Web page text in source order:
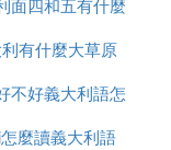
旅，在茱麗葉的
倫薩之旅，在
受歷史沉澱的
場、數之不盡
納靜謐安詳的
是什麼意思
面四和五有什麼
區別
有什麼大草原
不好義大利語怎
麼說
麼讀義大利語